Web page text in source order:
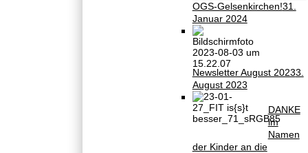
OGS-Gelsenkirchen!31.
Januar 2024
Newsletter August 20233.
August 2023
DANKE
im
Namen
der Kinder an die